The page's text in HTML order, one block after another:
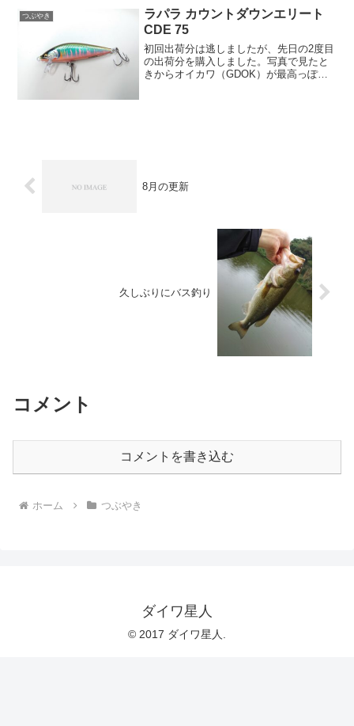
こそこイメージしやすい類のご当地ラー
メンだと思います。栃木県...
つぶやき
ラパラ カウントダウンエリート
CDE 75
初回出荷分は逃しましたが、先日の2度目
の出荷分を購入しました。写真で見たと
きからオイカワ（GDOK）が最高っぽい
8月の更新
久しぶりにバス釣り
コメント
コメントを書き込む
ホーム つぶやき
ダイワ星人
© 2017 ダイワ星人.